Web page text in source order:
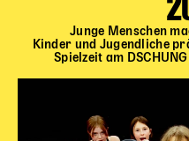
Junge Menschen
Kinder und Jugendliche
Spielzeit am